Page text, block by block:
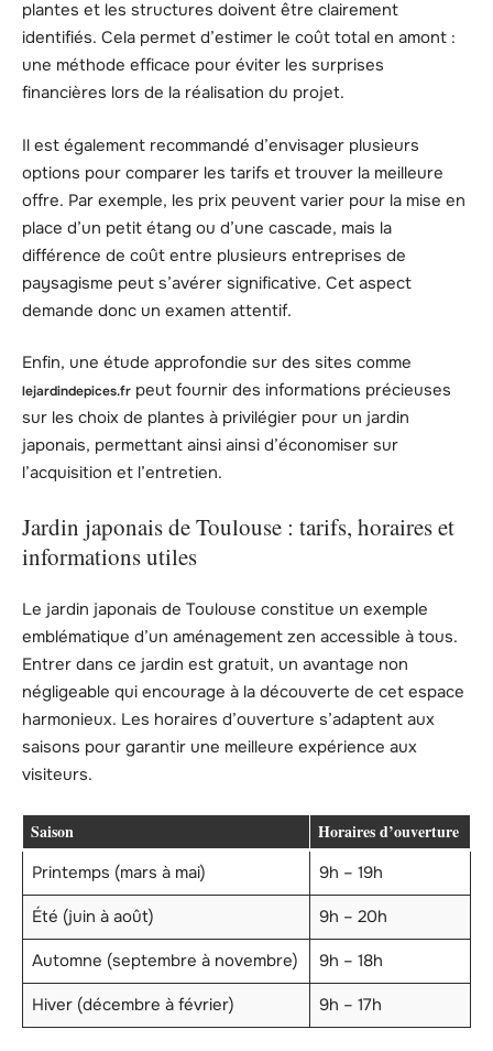
plantes et les structures doivent être clairement
identifiés. Cela permet d’estimer le coût total en amont :
une méthode efficace pour éviter les surprises
financières lors de la réalisation du projet.
Il est également recommandé d’envisager plusieurs
options pour comparer les tarifs et trouver la meilleure
offre. Par exemple, les prix peuvent varier pour la mise en
place d’un petit étang ou d’une cascade, mais la
différence de coût entre plusieurs entreprises de
paysagisme peut s’avérer significative. Cet aspect
demande donc un examen attentif.
Enfin, une étude approfondie sur des sites comme
lejardindepices.fr peut fournir des informations précieuses
sur les choix de plantes à privilégier pour un jardin
japonais, permettant ainsi ainsi d’économiser sur
l’acquisition et l’entretien.
Jardin japonais de Toulouse : tarifs, horaires et
informations utiles
Le jardin japonais de Toulouse constitue un exemple
emblématique d’un aménagement zen accessible à tous.
Entrer dans ce jardin est gratuit, un avantage non
négligeable qui encourage à la découverte de cet espace
harmonieux. Les horaires d’ouverture s’adaptent aux
saisons pour garantir une meilleure expérience aux
visiteurs.
Saison Horaires d’ouverture
Printemps (mars à mai)
9h – 19h
Été (juin à août)
9h – 20h
Automne (septembre à novembre)
9h – 18h
Hiver (décembre à février)
9h – 17h